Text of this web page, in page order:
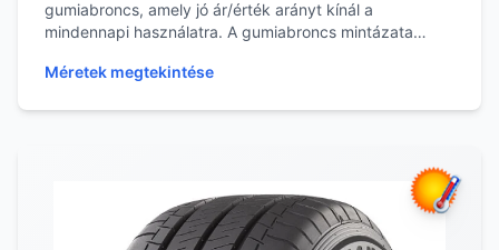
gumiabroncs, amely jó ár/érték arányt kínál a
mindennapi használatra. A gumiabroncs mintázata
Méretek megtekintése